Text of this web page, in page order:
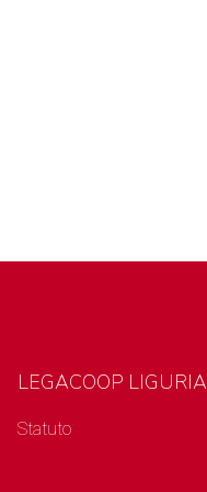
LEGACOOP LIGURIA
Statuto